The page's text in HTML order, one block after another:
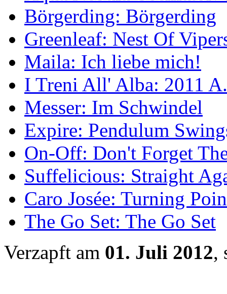
Börgerding: Börgerding
Greenleaf: Nest Of
Maila: Ich liebe mich!
I Treni All' Alba: 2011
Messer: Im Schwindel
Expire: Pendulum
On-Off: Don't Forget
Suffelicious: Straight
Caro Josée: Turning
The Go Set: The Go Set
Verzapft am 01. Juli 2012,